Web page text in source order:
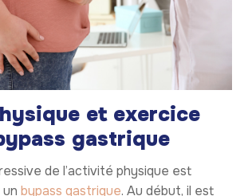
et exercice
gastrique
de l’activité physique est
bypass gastrique. Au début, il est